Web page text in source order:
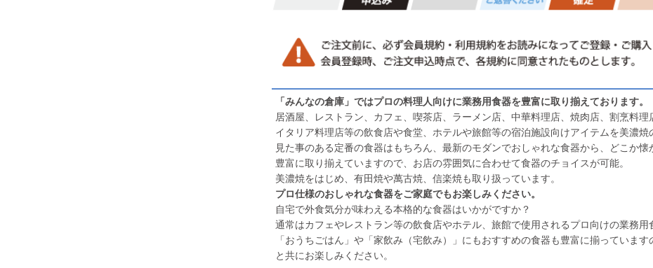
「みんなの倉庫」ではプロの料理人向けに業務用食器を豊富に取り揃えております。
居酒屋、レストラン、カフェ、喫茶店、ラーメン店、中華料理店、焼肉店、割烹料理
イタリア料理店等の飲食店や食堂、ホテルや旅館等の宿泊施設向けアイテムを美濃焼
見た事のある定番の食器はもちろん、最新のモダンでおしゃれな食器から、どこか
豊富に取り揃えていますので、お店の雰囲気に合わせて食器のチョイスが可能。
美濃焼をはじめ、有田焼や萬古焼、信楽焼も取り扱っています。
プロ仕様のおしゃれな食器をご家庭でもお楽しみください。
自宅で外食気分が味わえる本格的な食器はいかがですか？
通常はカフェやレストラン等の飲食店やホテル、旅館で使用されるプロ向けの業務用
「おうちごはん」や「家飲み（宅飲み）」にもおすすめの食器も豊富に揃っていま
と共にお楽しみください。